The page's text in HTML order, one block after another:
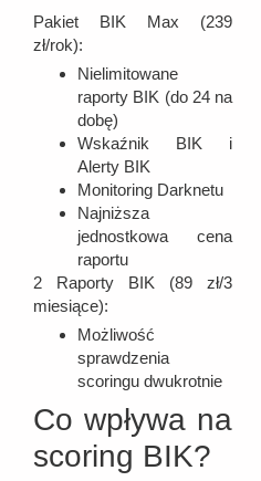
Pakiet BIK Max (239
zł/rok):
Nielimitowane
raporty BIK (do 24 na
dobę)
Wskaźnik BIK i
Alerty BIK
Monitoring Darknetu
Najniższa
jednostkowa cena
raportu
2 Raporty BIK (89 zł/3
miesiące):
Możliwość
sprawdzenia
scoringu dwukrotnie
Co wpływa na
scoring BIK?